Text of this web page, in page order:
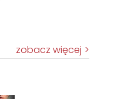
zobacz więcej